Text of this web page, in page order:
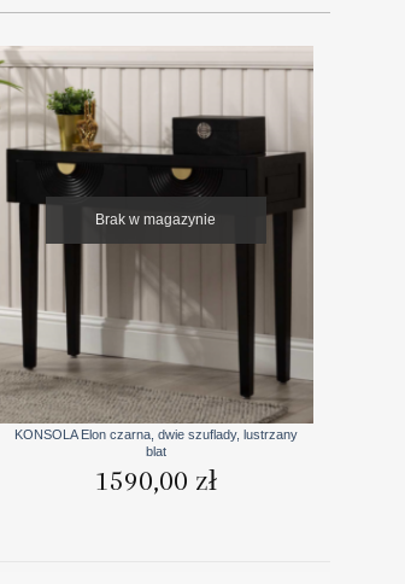
3990,00 zł
+
Brak w magazynie
KONSOLA Elon czarna, dwie szuflady, lustrzany
blat
1590,00 zł